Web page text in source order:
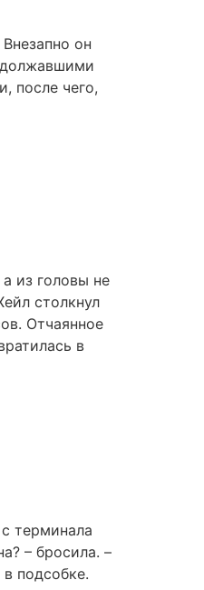
он
после чего,
из головы не
столкнул
Отчаянное
в
терминала
– бросила. –
подсобке.